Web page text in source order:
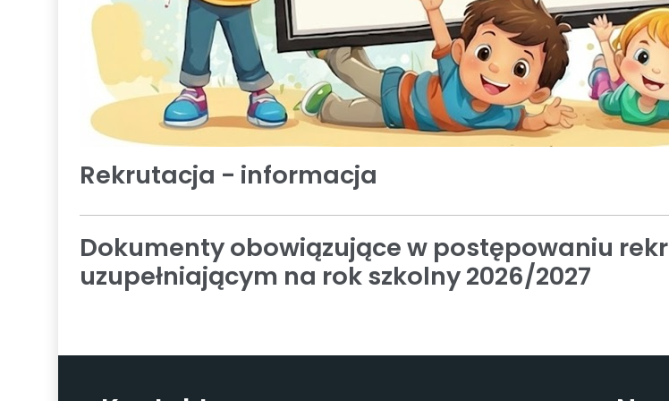
Rekrutacja - informacja
Dokumenty obowiązujące w postępowaniu
uzupełniającym na rok szkolny 2026/2027